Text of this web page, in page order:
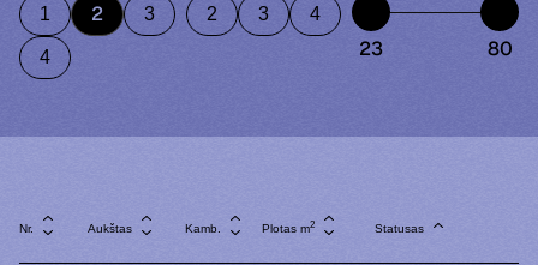
1 2 3
4
2 3 4
23 80
Nr. Aukštas Kamb. Plotas m2 Statusas